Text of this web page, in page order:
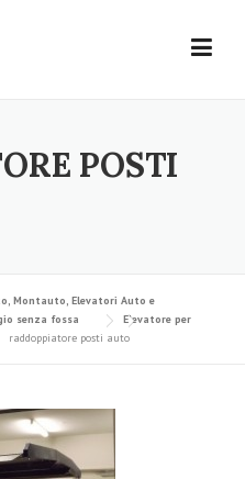
POSTI
Montauto, Elevatori Auto e
senza fossa
Elevatore per
raddoppiatore posti auto